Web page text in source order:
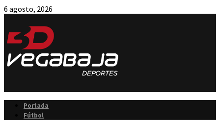
6 agosto, 2026
Portada
Fútbol